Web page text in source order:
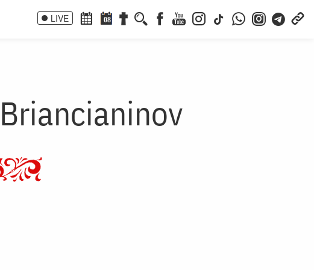
LIVE 08